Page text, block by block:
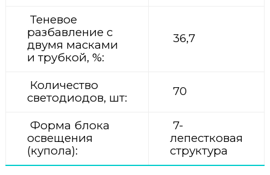
Теневое
разбавление с
двумя масками
и трубкой, %:
36,7
Количество
светодиодов, шт:
70
Форма блока
освещения
(купола):
7-
лепестковая
структура